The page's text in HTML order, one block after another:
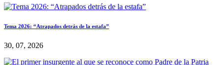
Tema 2026: “Atrapados detrás de la estafa”
30, 07, 2026